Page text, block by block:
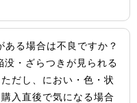
る場合は不良ですか？
・ざらつきが見られる
だし、におい・色・状
入直後で気になる場合